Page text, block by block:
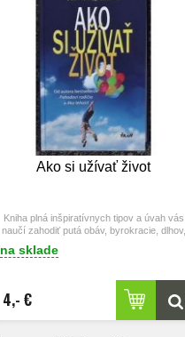
Ako si užívať život
Kniha plná inšpiratívnych tipov a úvah vás
naučí zahodiť putá obáv, byrokracie, dlhov,
na sklade
4,- €